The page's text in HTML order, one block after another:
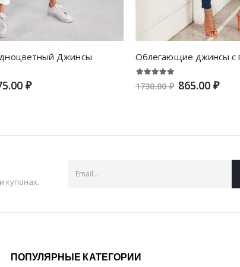
Джинсы
₽ 1730.00 ₽ 865.00 ₽
купонах.
ПОПУЛЯРНЫЕ КАТЕГОРИИ